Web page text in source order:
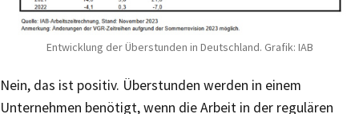
Entwicklung der Überstunden in Deutschland. Grafik: IAB
Nein, das ist positiv. Überstunden werden in einem
Unternehmen benötigt, wenn die Arbeit in der regulären